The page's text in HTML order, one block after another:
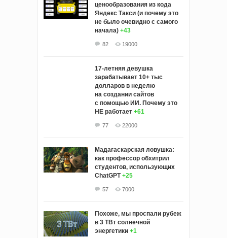
ценообразования из кода
Яндекс Такси (и почему это
не было очевидно с самого
начала) +43
82 19000
17-летняя девушка
зарабатывает 10+ тыс
долларов в неделю
на создании сайтов
с помощью ИИ. Почему это
НЕ работает +61
77 22000
Мадагаскарская ловушка:
как профессор обхитрил
студентов, использующих
ChatGPT +25
57 7000
Похоже, мы проспали рубеж
в 3 ТВт солнечной
энергетики +1